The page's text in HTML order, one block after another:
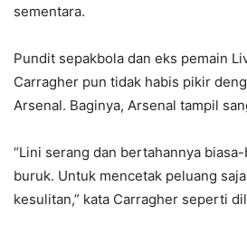
sementara.
Pundit sepakbola dan eks pemain
Carragher pun tidak habis pikir
Arsenal. Baginya, Arsenal tampil
“Lini serang dan bertahannya
buruk. Untuk mencetak peluang
kesulitan,” kata Carragher seperti